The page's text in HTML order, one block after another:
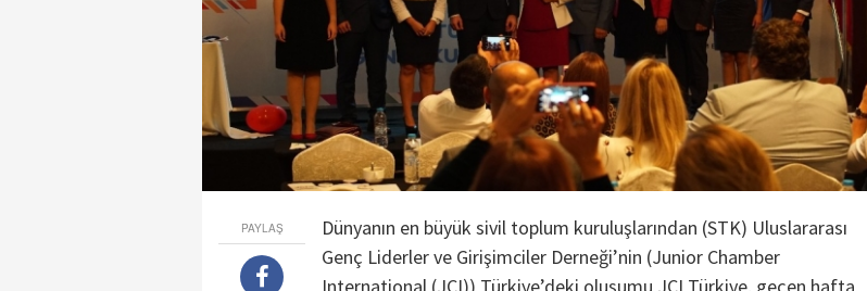
PAYLAŞ
Dünyanın en büyük sivil toplum kuruluşlarından (STK) Uluslararası
Genç Liderler ve Girişimciler Derneği’nin (Junior Chamber